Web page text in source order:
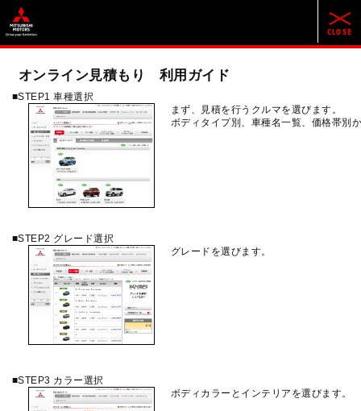
オンライン見積もり 利用ガイド
■STEP1 車種選択
まず、見積を行うクルマを選びます。
ボディタイプ別、車種名一覧、価格帯別
■STEP2 グレード選択
グレードを選びます。
■STEP3 カラー選択
ボディカラーとインテリアを選びます。